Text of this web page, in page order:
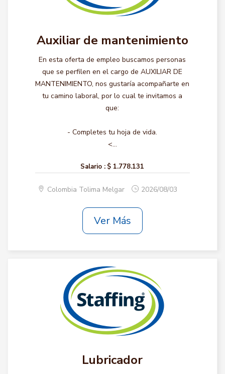
Auxiliar de mantenimiento
En esta oferta de empleo buscamos personas
que se perfilen en el cargo de AUXILIAR DE
MANTENIMIENTO, nos gustaría acompañarte en
tu camino laboral, por lo cual te invitamos a
que:
- Completes tu hoja de vida.
<...
Salario : $ 1.778.131
Colombia Tolima Melgar 2026/08/03
Ver Más
Lubricador